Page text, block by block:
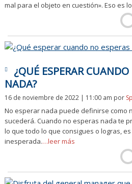
mal para el objeto en cuestión». Eso es
¿QUÉ ESPERAR
NADA?
16 de noviembre de 2022 | 11:00 am por
No esperar nada puede definirse como
sucederá. Cuando no esperas nada te
lo que todo lo que consigues o logras,
inesperada.…leer más